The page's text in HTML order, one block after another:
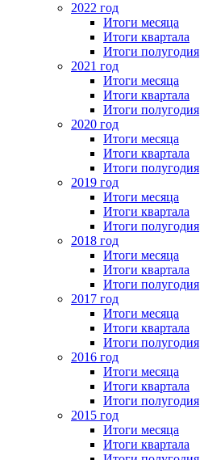
2022 год
Итоги месяца
Итоги квартала
Итоги полугодия
2021 год
Итоги месяца
Итоги квартала
Итоги полугодия
2020 год
Итоги месяца
Итоги квартала
Итоги полугодия
2019 год
Итоги месяца
Итоги квартала
Итоги полугодия
2018 год
Итоги месяца
Итоги квартала
Итоги полугодия
2017 год
Итоги месяца
Итоги квартала
Итоги полугодия
2016 год
Итоги месяца
Итоги квартала
Итоги полугодия
2015 год
Итоги месяца
Итоги квартала